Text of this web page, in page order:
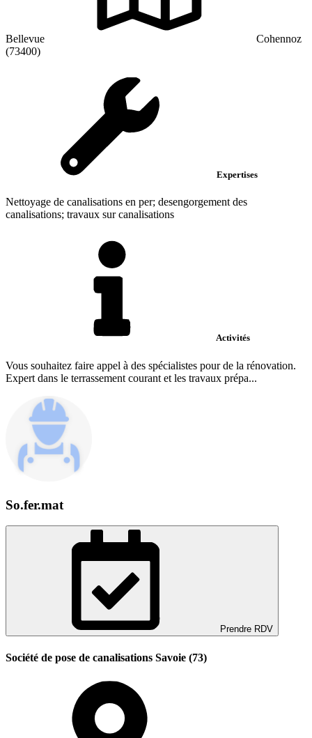
Bellevue
Cohennoz
(73400)
Expertises
Nettoyage de canalisations en per; desengorgement des
canalisations; travaux sur canalisations
Activités
Vous souhaitez faire appel à des spécialistes pour de la rénovation.
Expert dans le terrassement courant et les travaux prépa...
So.fer.mat
Prendre RDV
Société de pose de canalisations Savoie (73)